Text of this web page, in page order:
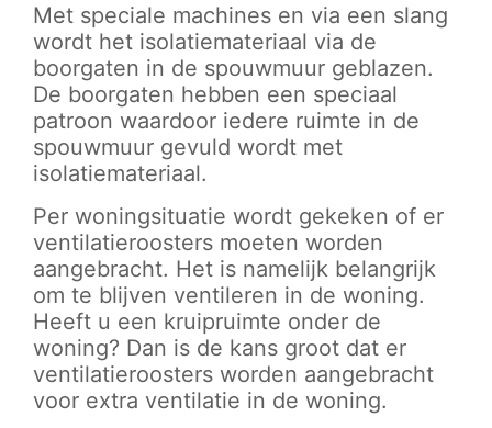
Met speciale machines en via een slang
wordt het isolatiemateriaal via de
boorgaten in de spouwmuur geblazen.
De boorgaten hebben een speciaal
patroon waardoor iedere ruimte in de
spouwmuur gevuld wordt met
isolatiemateriaal.
Per woningsituatie wordt gekeken of er
ventilatieroosters moeten worden
aangebracht. Het is namelijk belangrijk
om te blijven ventileren in de woning.
Heeft u een kruipruimte onder de
woning? Dan is de kans groot dat er
ventilatieroosters worden aangebracht
voor extra ventilatie in de woning.